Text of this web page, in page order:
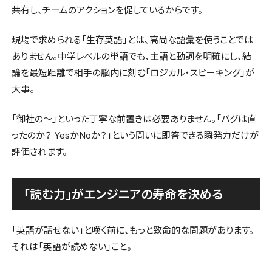
共有し、チームのアクションを促しているからです。
現場で求められる「生存英語」とは、高尚な語彙を使うことでは
ありません。中学レベルの単語でも、主語と動詞を明確にし、結
論を最短距離で相手の脳内に刻む「ロジカル・スピーキング」が
大事。
「御社の〜」といった丁寧な前置きは必要ありません。「バグは直
ったのか？ YesかNoか？」という問いに即答できる瞬発力だけが
評価されます。
「読む力」がエンジニアの寿命を決める
「英語が話せない」と嘆く前に、もっと致命的な問題があります。
それは「英語が読めない」こと。